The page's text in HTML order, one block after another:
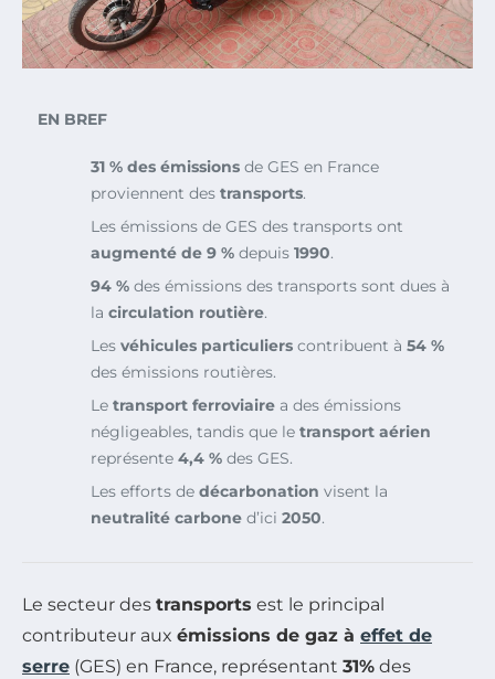
EN BREF
31 % des émissions de GES en France
proviennent des transports.
Les émissions de GES des transports ont
augmenté de 9 % depuis 1990.
94 % des émissions des transports sont dues à
la circulation routière.
Les véhicules particuliers contribuent à 54 %
des émissions routières.
Le transport ferroviaire a des émissions
négligeables, tandis que le transport aérien
représente 4,4 % des GES.
Les efforts de décarbonation visent la
neutralité carbone d’ici 2050.
Le secteur des transports est le principal
contributeur aux émissions de gaz à effet de
serre (GES) en France, représentant 31% des